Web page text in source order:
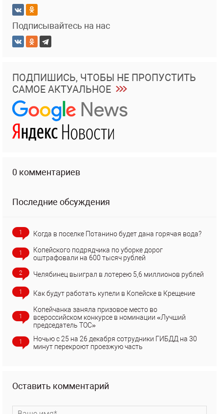
Подписывайтесь на нас
ПОДПИШИСЬ, ЧТОБЫ НЕ ПРОПУСТИТЬ
САМОЕ АКТУАЛЬНОЕ
0 комментариев
Последние обсуждения
1 Когда в поселке Потанино будет дана горячая вода?
1
Копейского подрядчика по уборке дорог
оштрафовали на 600 тысяч рублей
2 Челябинец выиграл в лотерею 5,6 миллионов рублей
1 Как будут работать купели в Копейске в Крещение
1
Копейчанка заняла призовое место во
всероссийском конкурсе в номинации «Лучший
председатель ТОС»
1
Ночью с 25 на 26 декабря сотрудники ГИБДД на 30
минут перекроют проезжую часть
Оставить комментарий